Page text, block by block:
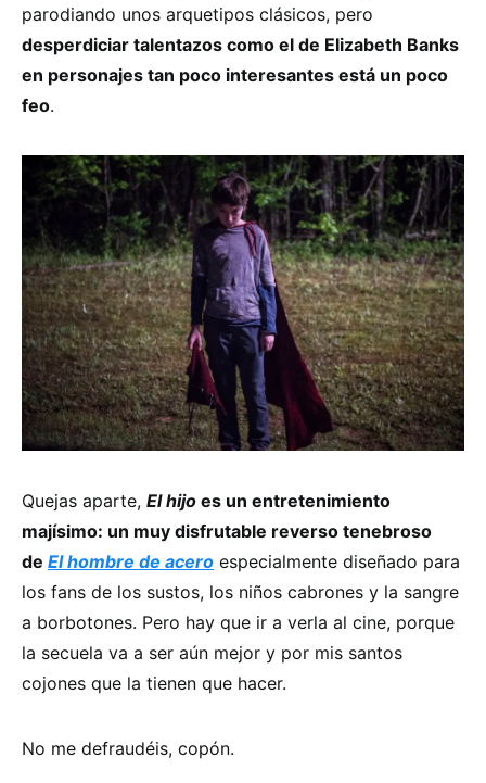
parodiando unos arquetipos clásicos, pero
desperdiciar talentazos como el de Elizabeth Banks
en personajes tan poco interesantes está un poco
feo.
Quejas aparte, El hijo es un entretenimiento
majísimo: un muy disfrutable reverso tenebroso
de El hombre de acero especialmente diseñado para
los fans de los sustos, los niños cabrones y la sangre
a borbotones. Pero hay que ir a verla al cine, porque
la secuela va a ser aún mejor y por mis santos
cojones que la tienen que hacer.
No me defraudéis, copón.